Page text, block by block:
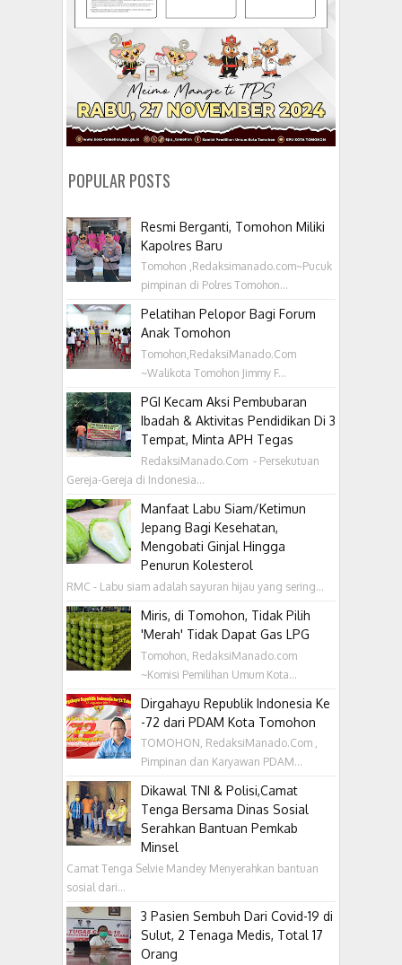
POPULAR POSTS
Resmi Berganti, Tomohon Miliki
Kapolres Baru
Tomohon ,Redaksimanado.com~Pucuk
pimpinan di Polres Tomohon...
Pelatihan Pelopor Bagi Forum
Anak Tomohon
Tomohon,RedaksiManado.Com
~Walikota Tomohon Jimmy F...
PGI Kecam Aksi Pembubaran
Ibadah & Aktivitas Pendidikan Di 3
Tempat, Minta APH Tegas
RedaksiManado.Com - Persekutuan
Gereja-Gereja di Indonesia...
Manfaat Labu Siam/Ketimun
Jepang Bagi Kesehatan,
Mengobati Ginjal Hingga
Penurun Kolesterol
RMC - Labu siam adalah sayuran hijau yang sering...
Miris, di Tomohon, Tidak Pilih
'Merah' Tidak Dapat Gas LPG
Tomohon, RedaksiManado.com
~Komisi Pemilihan Umum Kota...
Dirgahayu Republik Indonesia Ke
-72 dari PDAM Kota Tomohon
TOMOHON, RedaksiManado.Com ,
Pimpinan dan Karyawan PDAM...
Dikawal TNI & Polisi,Camat
Tenga Bersama Dinas Sosial
Serahkan Bantuan Pemkab
Minsel
Camat Tenga Selvie Mandey Menyerahkan bantuan
sosial dari...
3 Pasien Sembuh Dari Covid-19 di
Sulut, 2 Tenaga Medis, Total 17
Orang